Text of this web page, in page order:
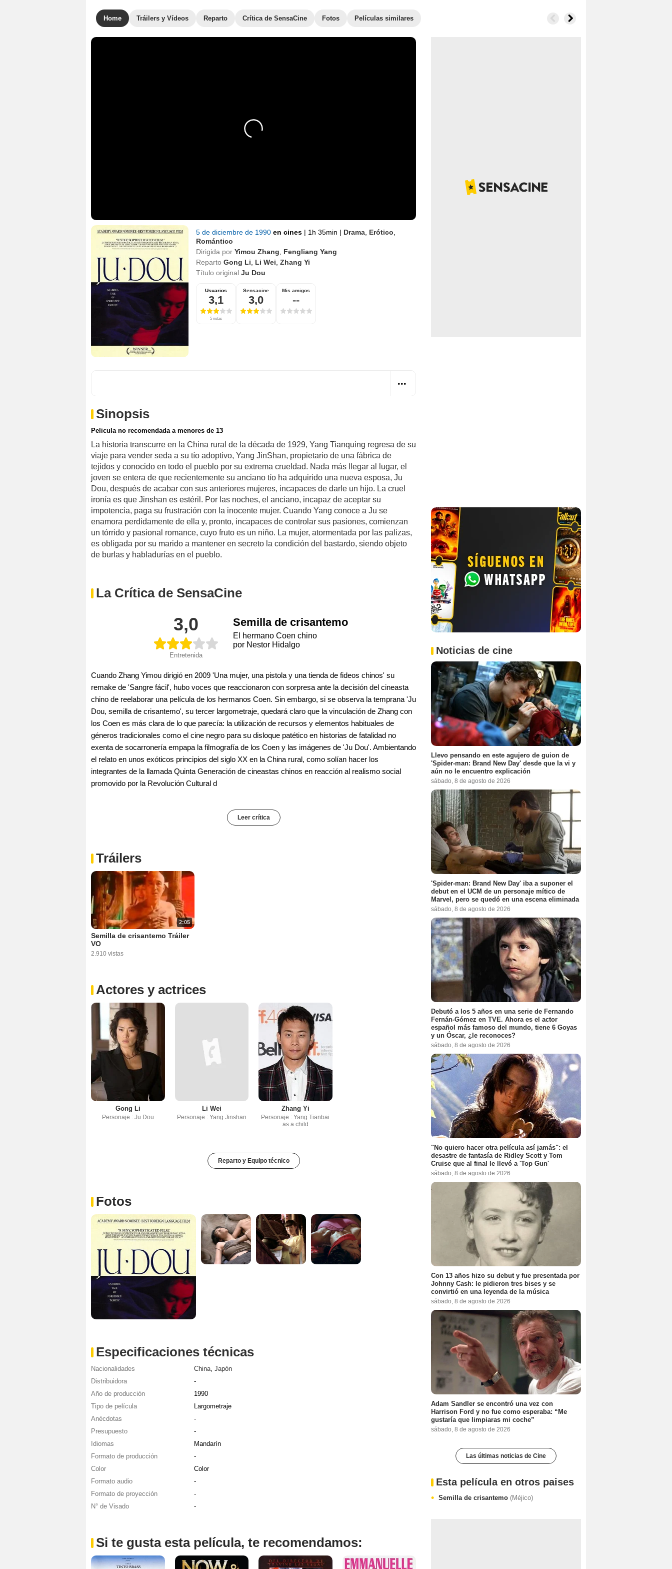
Home Tráilers y Vídeos Reparto Crítica de SensaCine Fotos Películas similares
5 de diciembre de 1990 en cines | 1h 35min | Drama Erótico
Romántico
Dirigida por Yimou Zhang
Fengliang Yang
Reparto Gong Li Li Wei Zhang Yi
Título original Ju Dou
Usuarios
3,1
5 notas
Sensacine
3,0
Mis amigos
--
Sinopsis
Pelicula no recomendada a menores de 13
La historia transcurre en la China rural de la década de 1929, Yang Tianquing regresa de su
viaje para vender seda a su tío adoptivo, Yang JinShan, propietario de una fábrica de
tejidos y conocido en todo el pueblo por su extrema crueldad. Nada más llegar al lugar, el
joven se entera de que recientemente su anciano tío ha adquirido una nueva esposa, Ju
Dou, después de acabar con sus anteriores mujeres, incapaces de darle un hijo. La cruel
ironía es que Jinshan es estéril. Por las noches, el anciano, incapaz de aceptar su
impotencia, paga su frustración con la inocente mujer. Cuando Yang conoce a Ju se
enamora perdidamente de ella y, pronto, incapaces de controlar sus pasiones, comienzan
un tórrido y pasional romance, cuyo fruto es un niño. La mujer, atormentada por las palizas,
es obligada por su marido a mantener en secreto la condición del bastardo, siendo objeto
de burlas y habladurías en el pueblo.
La Crítica de SensaCine
3,0
Entretenida
Semilla de crisantemo
El hermano Coen chino
por Nestor Hidalgo
Cuando Zhang Yimou dirigió en 2009 'Una mujer, una pistola y una tienda de fideos chinos' su
remake de 'Sangre fácil', hubo voces que reaccionaron con sorpresa ante la decisión del cineasta
chino de reelaborar una película de los hermanos Coen. Sin embargo, si se observa la temprana 'Ju
Dou, semilla de crisantemo', su tercer largometraje, quedará claro que la vinculación de Zhang con
los Coen es más clara de lo que parecía: la utilización de recursos y elementos habituales de
géneros tradicionales como el cine negro para su disloque patético en historias de fatalidad no
exenta de socarronería empapa la filmografía de los Coen y las imágenes de 'Ju Dou'. Ambientando
el relato en unos exóticos principios del siglo XX en la China rural, como solían hacer los
integrantes de la llamada Quinta Generación de cineastas chinos en reacción al realismo social
promovido por la Revolución Cultural d
Leer crítica
Tráilers
2:05
Semilla de crisantemo Tráiler
VO
2.910 vistas
Actores y actrices
Gong Li
Personaje : Ju Dou
Li Wei
Personaje : Yang Jinshan
Zhang Yi
Personaje : Yang Tianbai
as a child
Reparto y Equipo técnico
Fotos
Especificaciones técnicas
Nacionalidades China, Japón
Distribuidora
-
Año de producción
1990
Tipo de película
Largometraje
Anécdotas
-
Presupuesto
-
Idiomas
Mandarín
Formato de producción
-
Color
Color
Formato audio
-
Formato de proyección
-
N° de Visado
-
Si te gusta esta película, te recomendamos:
Noticias de cine
Llevo pensando en este agujero de guion de
'Spider-man: Brand New Day' desde que la vi y
aún no le encuentro explicación
sábado, 8 de agosto de 2026
'Spider-man: Brand New Day' iba a suponer el
debut en el UCM de un personaje mítico de
Marvel, pero se quedó en una escena eliminada
sábado, 8 de agosto de 2026
Debutó a los 5 años en una serie de Fernando
Fernán-Gómez en TVE. Ahora es el actor
español más famoso del mundo, tiene 6 Goyas
y un Óscar, ¿le reconoces?
sábado, 8 de agosto de 2026
"No quiero hacer otra película así jamás": el
desastre de fantasía de Ridley Scott y Tom
Cruise que al final le llevó a 'Top Gun'
sábado, 8 de agosto de 2026
Con 13 años hizo su debut y fue presentada por
Johnny Cash: le pidieron tres bises y se
convirtió en una leyenda de la música
sábado, 8 de agosto de 2026
Adam Sandler se encontró una vez con
Harrison Ford y no fue como esperaba: “Me
gustaría que limpiaras mi coche”
sábado, 8 de agosto de 2026
Las últimas noticias de Cine
Esta película en otros paises
Semilla de crisantemo (Méjico)